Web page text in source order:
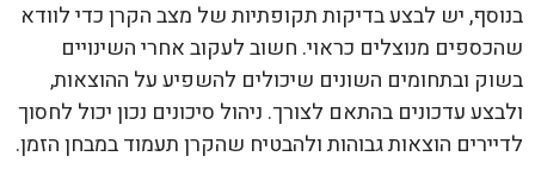
בנוסף, יש לבצע בדיקות תקופתיות של מצב הקרן כדי לוודא
שהכספים מנוצלים כראוי. חשוב לעקוב אחרי השינויים
בשוק ובתחומים השונים שיכולים להשפיע על ההוצאות,
ולבצע עדכונים בהתאם לצורך. ניהול סיכונים נכון יכול לחסוך
לדיירים הוצאות גבוהות ולהבטיח שהקרן תעמוד במבחן הזמן.